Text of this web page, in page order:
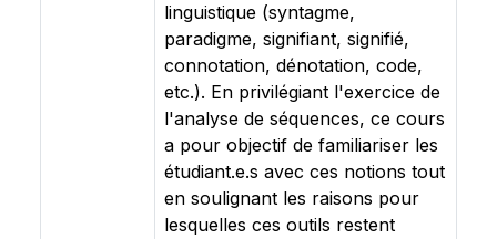
linguistique (syntagme,
paradigme, signifiant, signifié,
connotation, dénotation, code,
etc.). En privilégiant l'exercice de
l'analyse de séquences, ce cours
a pour objectif de familiariser les
étudiant.e.s avec ces notions tout
en soulignant les raisons pour
lesquelles ces outils restent